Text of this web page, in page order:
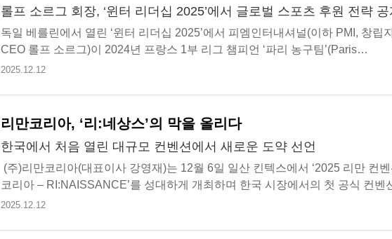
롤프 소르그 회장, ‘윈터 리더십 2025’에서 글로벌 스포츠 후원 전략 공
독일 베를린에서 열린 ‘윈터 리더십 2025’에서 피엠인터내셔널(이하 PMI, 창립
CEO 롤프 소르그)이 2024년 프랑스 1부 리그 챔피언 ‘파리 농구팀’(Paris
Basketball)과 공식 파트너십을 체결했다고 밝혔다. T...
2025.12.12
리만코리아, ‘리:네상스’의 막을 올리다
한국에서 처음 열린 대규모 컨벤션에서 새로운 도약 선언
(주)리만코리아(대표이사 강영재)는 12월 6일 일산 킨텍스에서 ‘2025 리만 컨벤
코리아 – RI:NAISSANCE’를 성대하게 개최하며 한국 시장에서의 첫 공식 컨벤
라는 역사적 순간을 기록했다. 행사는 시작 전...
2025.12.12